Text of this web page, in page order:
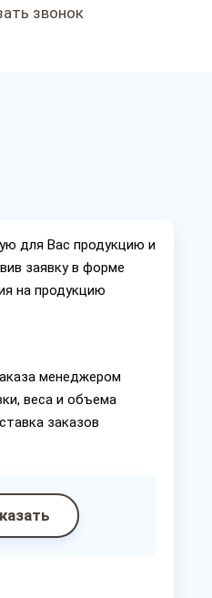
звонок
для Вас продукцию и
заявку в форме
на продукцию
менеджером
веса и объема
заказов